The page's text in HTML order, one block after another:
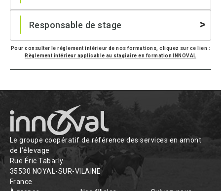
Responsable de stage
Pour consulter le réglement intérieur de nos formations, cliquez sur ce lien :
Règlement intérieur applicable au stagiaire en formation INNOVAL
Le groupe coopératif de référence des services en amont
de l’élevage
Rue Éric Tabarly
35530 NOYAL-SUR-VILAINE
France